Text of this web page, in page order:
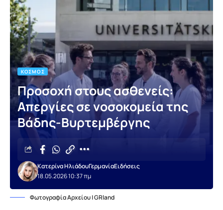
ΚΌΣΜΟΣ
Προσοχή στους ασθενείς:
Απεργίες σε νοσοκομεία της
Βάδης-Βυρτεμβέργης
18.05.2026 10:37 πμ
Κατερίνα ΗλιάδουΓερμανίαΕιδήσεις
Φωτογραφία Αρχείου | GRland